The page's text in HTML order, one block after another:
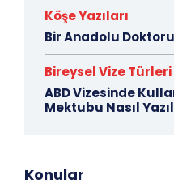
Köşe Yazıları
Bir Anadolu
Bireysel Vize
ABD Vizesinde
Mektubu Nasıl
Konular